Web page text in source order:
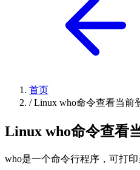
首页
/ Linux who命令查看当前
Linux who命令查看
who是一个命令行程序，可打